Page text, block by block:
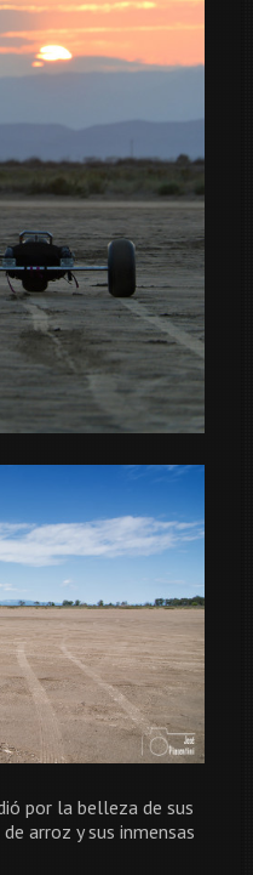
por la belleza de sus
arroz y sus inmensas